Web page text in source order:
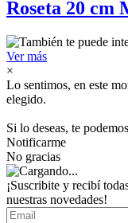
Roseta 20 cm
Ver más
×
Lo sentimos, en este
elegido.
Si lo deseas, te
Notificarme
No gracias
¡Suscribite y recibí
nuestras novedades!